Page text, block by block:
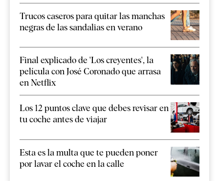
Trucos caseros para quitar las manchas
negras de las sandalias en verano
Final explicado de 'Los creyentes', la
película con José Coronado que arrasa
en Netflix
Los 12 puntos clave que debes revisar en
tu coche antes de viajar
Esta es la multa que te pueden poner
por lavar el coche en la calle